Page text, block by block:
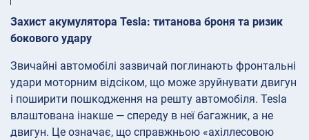
Захист акумулятора Tesla: титанова броня та ризик
бокового удару
Звичайні автомобілі зазвичай поглинають фронтальні
удари моторним відсіком, що може зруйнувати двигун
і поширити пошкодження на решту автомобіля. Tesla
влаштована інакше — спереду в неї багажник, а не
двигун. Це означає, що справжньою «ахіллесовою